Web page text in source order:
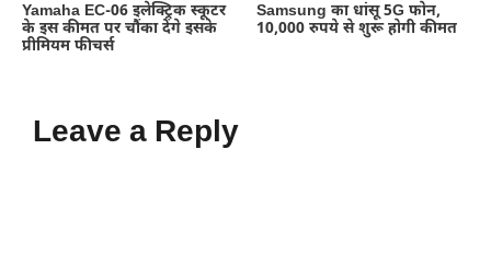
Yamaha EC-06 इलेक्ट्रिक स्कूटर
के इस कीमत पर चौंका देंगे इसके
प्रीमियम फीचर्स
Samsung का धांसू 5G फोन,
10,000 रुपये से शुरू होगी कीमत
Leave a Reply